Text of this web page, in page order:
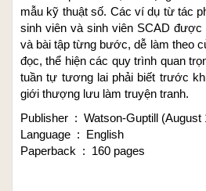
mẫu kỹ thuật số. Các ví dụ từ tác
sinh viên và sinh viên SCAD
và bài tập từng bước, dễ làm theo
đọc, thể hiện các quy trình quan
tuần tự tương lai phải biết trước
giới thượng lưu làm truyện tranh.
Publisher ‏ : ‎ Watson-Guptill
Language ‏ : ‎ English
Paperback ‏ : ‎ 160 pages